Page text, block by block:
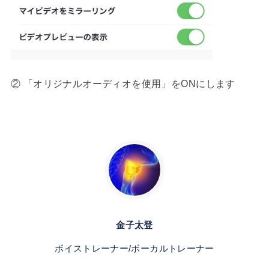
② 「オリジナルオーディオを使用」をONにします
金子太登
ボイストレーナー/ボーカルトレーナー